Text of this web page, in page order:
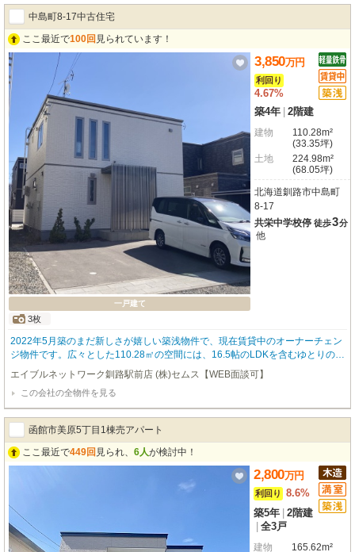
ん。是非この機会に新築アパートもご検討してみてはいかがでしょうか。確認
済証：第 SKK20252664 号（令和7年11月13日）検査機関：株式会社サッコウ
ケン※購入後2年間は、満室想定賃料に満たない場合は賃料保証させていただ
中島町8-17中古住宅
ここ最近で100回 見られています！
一戸建て
3枚
3,850万円
利回り
4.67%
築4年 2階建
建物
110.28m²
(33.35坪)
土地
224.98m²
(68.05坪)
北海道釧路市中島町
8-17
共栄中学校停 徒歩3分
他
2022年5月築のまだ新しさが嬉しい築浅物件で、現在賃貸中のオーナーチェン
ジ物件です。広々とした110.28㎡の空間には、16.5帖のLDKを含むゆとりの4
LDK。南東向きで陽当たりも良く、ご家族皆でゆったりと過ごせるでしょう。
敷地も224.98㎡と広く、お車は2台駐車可能です。周辺にはコンビニや銀行、
郵便局、病院が徒歩10分圏内に揃い、生活利便性も抜群です。想定年間収入1
80万円、すぐに家賃収入を得られる安定した資産形成を叶える魅力的な選択肢
となるでしょう。ぜひこの機会にご検討ください！
エイブルネットワーク釧路駅前店 (株)セムス【WEB面談可】
この会社の全物件を見る
函館市美原5丁目1棟売アパート
ここ最近で449回 見られ、 6人が検討中！
2,800万円
利回り
8.6%
築5年 2階建
全3戸
建物
165.62m²